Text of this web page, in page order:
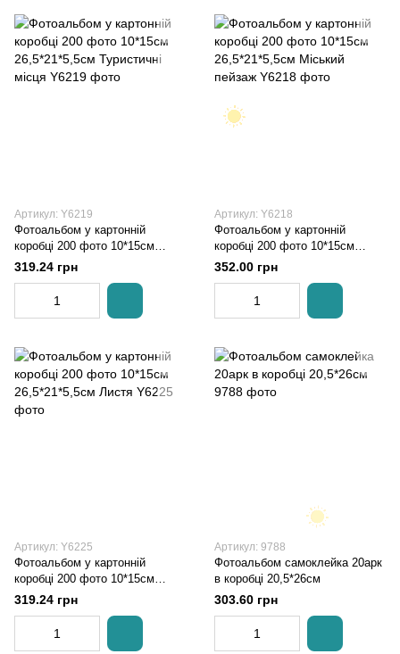
Артикул: Y6219
Фотоальбом у картонній
коробці 200 фото 10*15см
26,5*21*5,5см Туристичні місця
319.24 грн
Артикул: Y6218
Фотоальбом у картонній
коробці 200 фото 10*15см
26,5*21*5,5см Міський пейзаж
352.00 грн
Артикул: Y6225
Фотоальбом у картонній
коробці 200 фото 10*15см
26,5*21*5,5см Листя
319.24 грн
Артикул: 9788
Фотоальбом самоклейка 20арк
в коробці 20,5*26см
303.60 грн